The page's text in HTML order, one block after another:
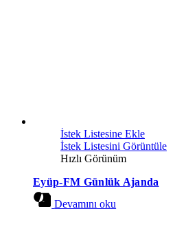
İstek Listesine Ekle
İstek Listesini Görüntüle
Hızlı Görünüm
Eyüp-FM Günlük Ajanda
Devamını oku